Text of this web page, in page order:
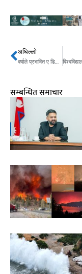
Prev
अघिल्लो
वर्षाले प्रभावित ए डिभिजन लिगको आजको खेल एन्फा कम्प्लेक्समा हुँदै
सम्बन्धित समाचार